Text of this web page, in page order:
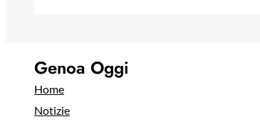
Genoa Oggi
Home
Notizie